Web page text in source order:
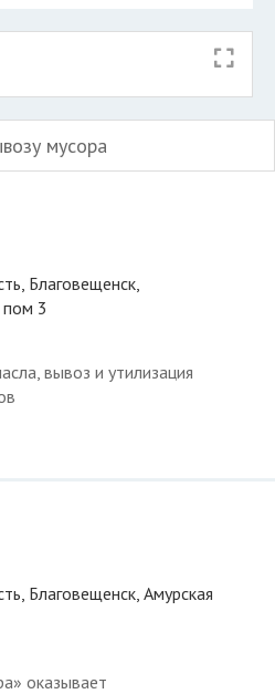
мусора
Благовещенск,
пом 3
вывоз и утилизация
Благовещенск, Амурская
оказывает